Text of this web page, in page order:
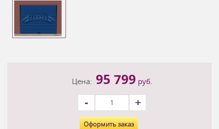
Цена: 95 799 руб.
- +
Оформить заказ